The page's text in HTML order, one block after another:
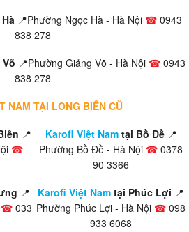
📍Phường Ngọc Hà - Hà Nội ☎ 0943
838 278
📍Phường Giảng Võ - Hà Nội ☎0943
838 278
NAM TẠI LONG BIÊN CŨ
📍
☎
Karofi Việt Namtại Bồ Đề 📍
Phường Bồ Đề - Hà Nội ☎ 0378
90 3366
📍
☎ 033
Karofi Việt Nam tại Phúc Lợi 📍
Phường Phúc Lợi - Hà Nội ☎ 098
933 6068